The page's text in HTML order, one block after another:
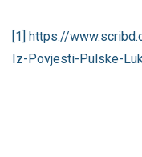
[1] https://
Iz-Povjesti-Pulske-